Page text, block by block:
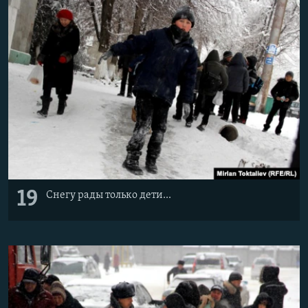
19 Снегу рады только дети...